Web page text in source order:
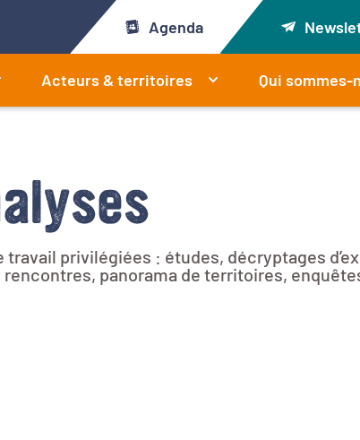
Agenda
Acteurs & territoires Qui sommes-
privilégiées : études, décryptages
panorama de territoires,